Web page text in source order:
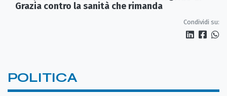
Grazia contro la sanità che rimanda
Condividi su:
POLITICA